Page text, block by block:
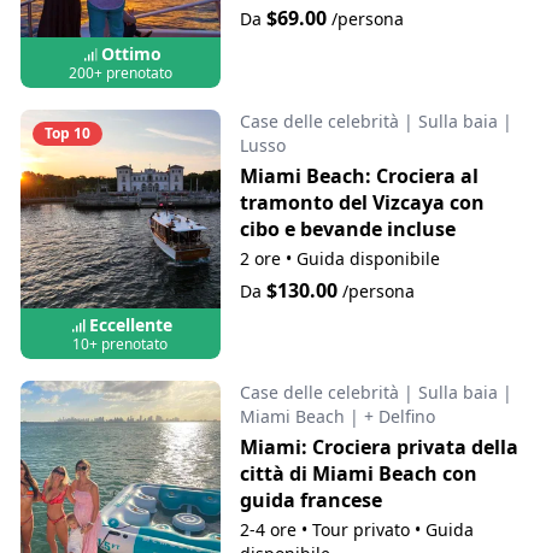
Ottimo
200+ prenotato
Da $69.00/persona
Top 10
Eccellente
10+ prenotato
Case delle celebrità | Sulla baia |
Lusso
Miami Beach: Crociera al
tramonto del Vizcaya con
cibo e bevande incluse
2 ore • Guida disponibile
Da $130.00/persona
Case delle celebrità | Sulla baia |
Miami Beach | + Delfino
Miami: Crociera privata della
città di Miami Beach con
guida francese
2-4 ore • Tour privato • Guida